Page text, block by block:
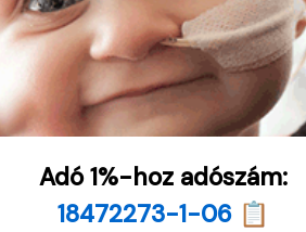
Adó 1%-hoz adószám:
18472273-1-06 📋